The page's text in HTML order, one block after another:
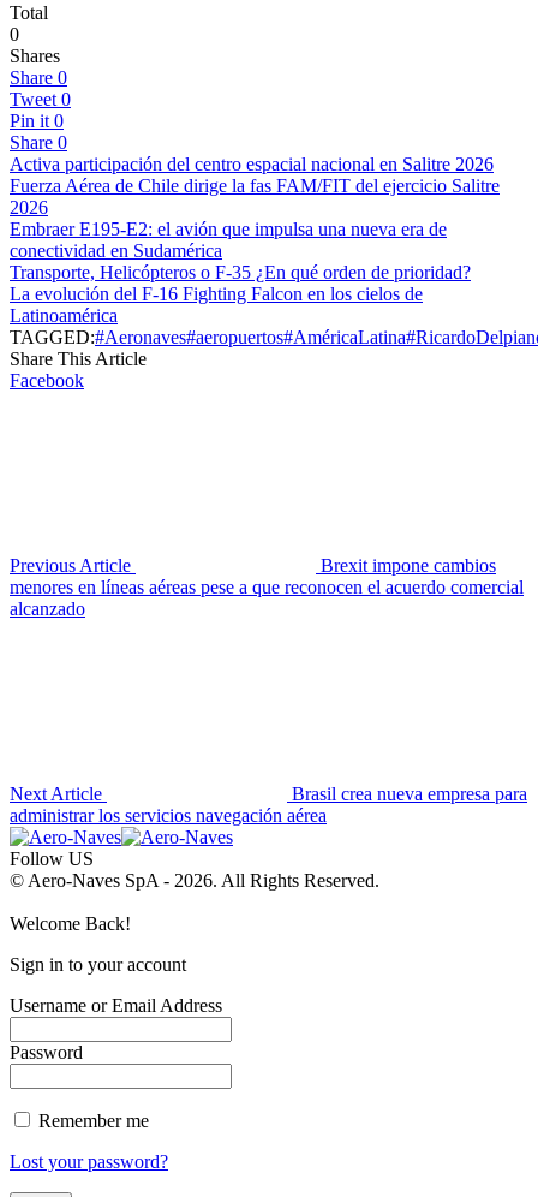
Total
0
Shares
Share 0
Tweet 0
Pin it 0
Share 0
Activa participación del centro espacial nacional en Salitre 2026
Fuerza Aérea de Chile dirige la fas FAM/FIT del ejercicio Salitre
2026
Embraer E195-E2: el avión que impulsa una nueva era de
conectividad en Sudamérica
Transporte, Helicópteros o F-35 ¿En qué orden de prioridad?
La evolución del F-16 Fighting Falcon en los cielos de
Latinoamérica
TAGGED:#Aeronaves#aeropuertos#AméricaLatina
Share This Article
Facebook
Previous Article
Brexit impone cambios
menores en líneas aéreas pese a que reconocen el acuerdo comercial
alcanzado
Next Article
Brasil crea nueva empresa para
administrar los servicios navegación aérea
Follow US
© Aero-Naves SpA - 2026. All Rights Reserved.
Welcome Back!
Sign in to your account
Username or Email Address
Password
Remember me
Lost your password?